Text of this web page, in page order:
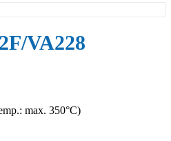
VA228
max. 350°C)